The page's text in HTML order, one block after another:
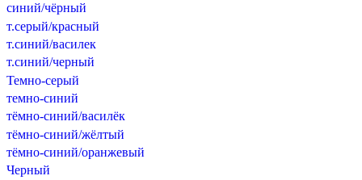
синий/чёрный
т.серый/красный
т.синий/василек
т.синий/черный
Темно-серый
темно-синий
тёмно-синий/василёк
тёмно-синий/жёлтый
тёмно-синий/оранжевый
Черный